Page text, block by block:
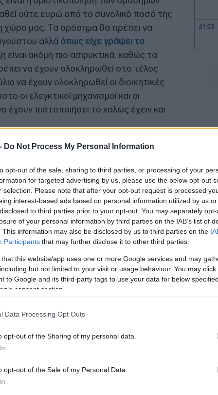
Do Not Process My Personal Information
opt-out of the sale, sharing to third parties, or processing of your
for targeted advertising by us, please use the below opt-out
selection. Please note that after your opt-out request is processed
interest-based ads based on personal information utilized by us
to third parties prior to your opt-out. You may separately
of your personal information by third parties on the IAB’s list of
This information may also be disclosed by us to third parties on the
Participants that may further disclose it to other third parties.
that this website/app uses one or more Google services and may
but not limited to your visit or usage behaviour. You may
to Google and its third-party tags to use your data for below
consent section.
Data Processing Opt Outs
opt-out of the Sharing of my personal data.
opt-out of the Sale of my Personal Data.
ούτε ευρώ από το συνολικό ποσό της
χώρα μας. Τα ορόσημα θα πρέπει να
αλλά όπως είχε γράψει το
είναι ακόμη πιο ασφυκτικά, καθώς τα
να έχουν ολοκληρωθεί στο τέλος
να έχουν ολοκληρωθεί οι διοικητικές
οι ελεγκτικοί μηχανισμοί και οι
έχουν πιστοποιήσει το καλώς έχειν και
που κατατέθηκε περιλαμβάνει μια
δράσεων και εντάξεις νέων όπως για
Μετοχικού Κεφαλαίου του
Ηλεκτρικής Ενέργειας (ΑΔΜΗΕ).
Εθνικής Οικονομίας και
και άλλες δράσεις όπως:
21:53
21:03
20:53
20:23